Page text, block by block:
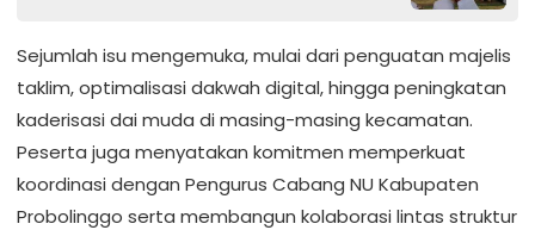
Sejumlah isu mengemuka, mulai dari penguatan majelis
taklim, optimalisasi dakwah digital, hingga peningkatan
kaderisasi dai muda di masing-masing kecamatan.
Peserta juga menyatakan komitmen memperkuat
koordinasi dengan Pengurus Cabang NU Kabupaten
Probolinggo serta membangun kolaborasi lintas struktur